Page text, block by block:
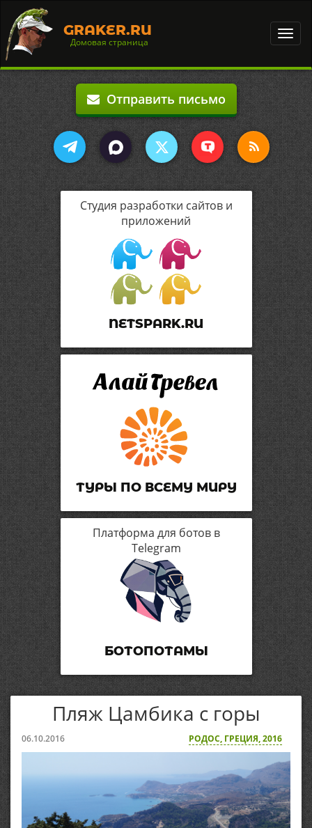
GRAKER.RU
Домовая страница
Отправить письмо
Студия разработки сайтов и
приложений
NETSPARK.RU
ТУРЫ ПО ВСЕМУ МИРУ
Платформа для ботов в
Telegram
БОТОПОТАМЫ
Пляж Цамбика с горы
06.10.2016 РОДОС, ГРЕЦИЯ, 2016